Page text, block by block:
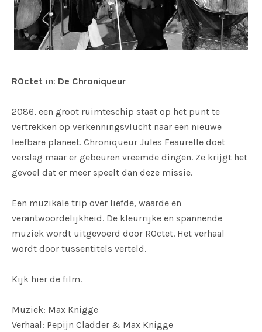
ROctet in: De Chroniqueur
2086, een groot ruimteschip staat op het punt te
vertrekken op verkenningsvlucht naar een nieuwe
leefbare planeet. Chroniqueur Jules Feaurelle doet
verslag maar er gebeuren vreemde dingen. Ze krijgt het
gevoel dat er meer speelt dan deze missie.
Een muzikale trip over liefde, waarde en
verantwoordelijkheid. De kleurrijke en spannende
muziek wordt uitgevoerd door ROctet. Het verhaal
wordt door tussentitels verteld.
Kijk hier de film.
Muziek: Max Knigge
Verhaal: Pepijn Cladder & Max Knigge